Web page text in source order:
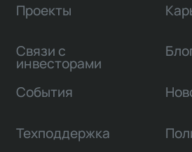
Проекты
Связи с
инвесторами
События
Техподдержка